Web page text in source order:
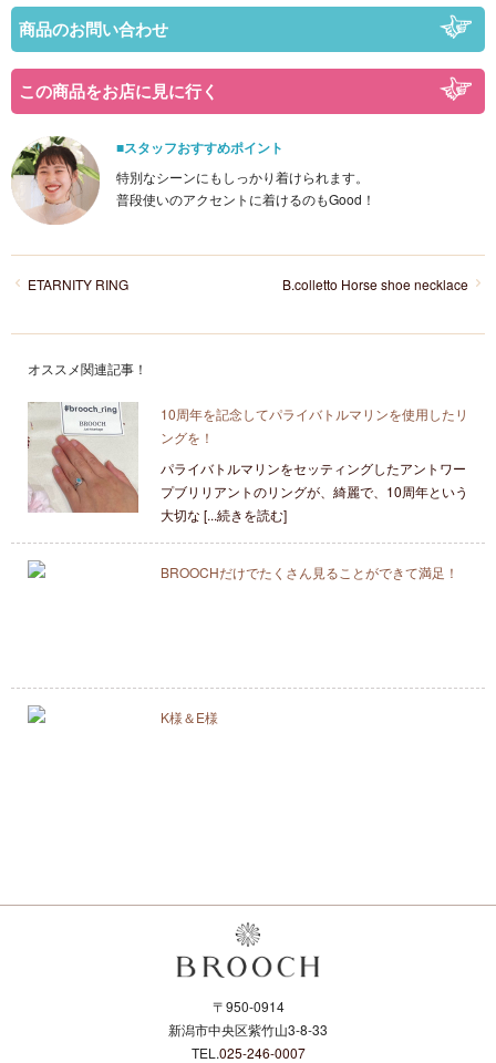
商品のお問い合わせ
この商品をお店に見に行く
■スタッフおすすめポイント
特別なシーンにもしっかり着けられます。
普段使いのアクセントに着けるのもGood！
B.colletto Horse shoe necklace
ETARNITY RING
オススメ関連記事！
10周年を記念してパライバトルマリンを使用したリ
ングを！
パライバトルマリンをセッティングしたアントワー
プブリリアントのリングが、綺麗で、10周年という
大切な [...続きを読む]
BROOCHだけでたくさん見ることができて満足！
K様＆E様
〒950-0914
新潟市中央区紫竹山3-8-33
TEL.025-246-0007